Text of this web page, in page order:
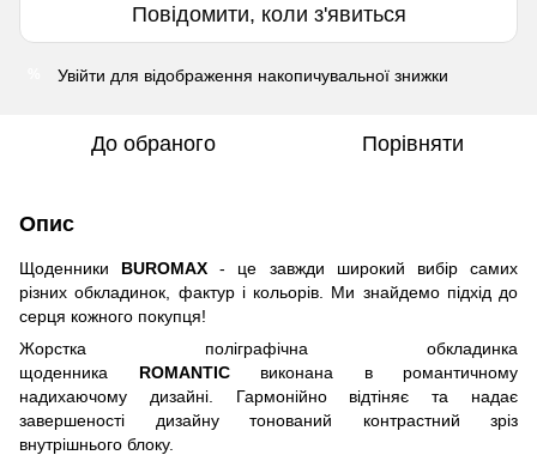
Повідомити, коли з'явиться
Увійти для відображення накопичувальної знижки
До обраного Порівняти
Опис
Щоденники BUROMAX - це завжди широкий вибір самих
різних обкладинок, фактур і кольорів. Ми знайдемо підхід до
серця кожного покупця!
Жорстка поліграфічна обкладинка
щоденника ROMANTICвиконана в романтичному
надихаючому дизайні. Гармонійно відтіняє та надає
завершеності дизайну тонований контрастний зріз
внутрішнього блоку.